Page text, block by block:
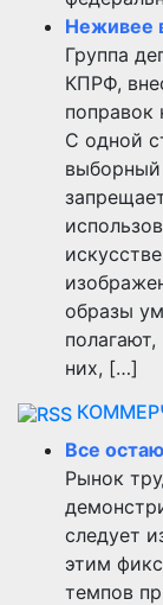
Неживее
Группа
КПРФ,
поправок
С одной
образы
них, […]
Все
Рынок
следует
этим
темпов